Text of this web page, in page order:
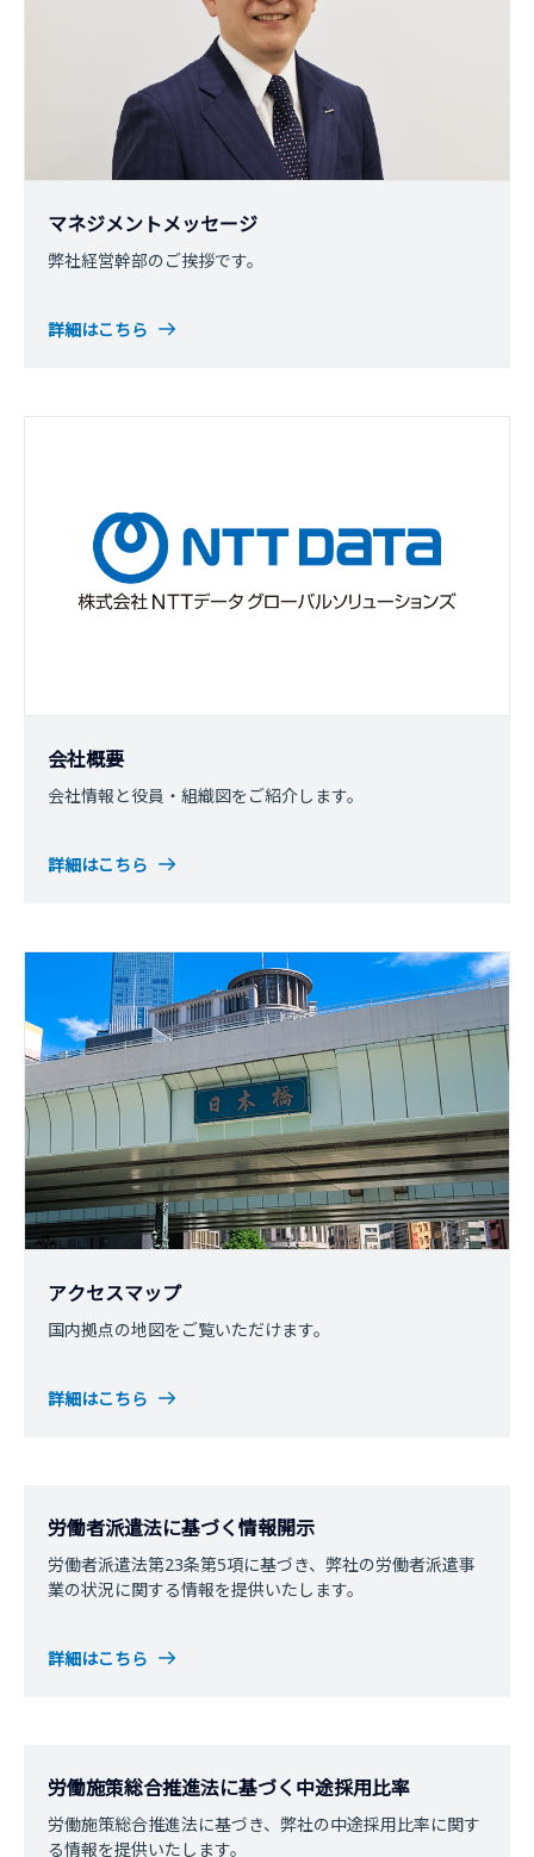
マネジメントメッセージ
弊社経営幹部のご挨拶です。
詳細はこちら
会社概要
会社情報と役員・組織図をご紹介します。
詳細はこちら
アクセスマップ
国内拠点の地図をご覧いただけます。
詳細はこちら
労働者派遣法に基づく情報開示
労働者派遣法第23条第5項に基づき、弊社の労働者派遣事
業の状況に関する情報を提供いたします。
詳細はこちら
労働施策総合推進法に基づく中途採用比率
労働施策総合推進法に基づき、弊社の中途採用比率に関す
る情報を提供いたします。